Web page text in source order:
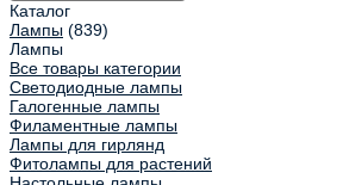
Каталог
Лампы (839)
Лампы
Все товары категории
Светодиодные лампы
Галогенные лампы
Филаментные лампы
Лампы для гирлянд
Фитолампы для растений